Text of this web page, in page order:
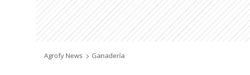
Agrofy News Ganadería